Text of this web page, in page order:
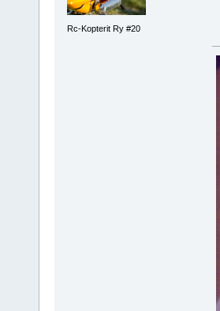
Rc-Kopterit Ry #20